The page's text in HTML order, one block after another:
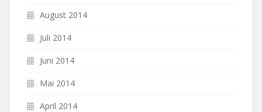
August 2014
Juli 2014
Juni 2014
Mai 2014
April 2014